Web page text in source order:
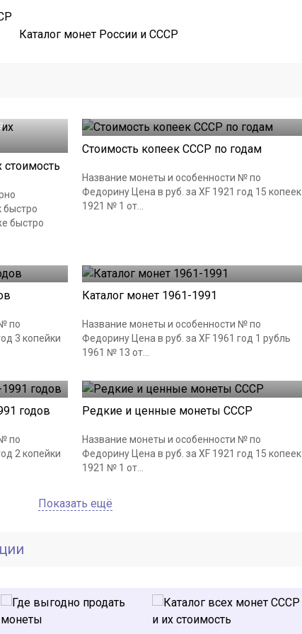
Каталог монет России и СССР
стоимость
быстро
Стоимость копеек СССР по годам
Название монеты и особенности № по
Федорину Цена в руб. за XF 1921 год 15 копеек
1921 № 1 от...
по
3 копейки
Каталог монет 1961-1991
Название монеты и особенности № по
Федорину Цена в руб. за XF 1961 год 1 рубль
1961 № 13 от...
годов
по
2 копейки
Редкие и ценные монеты СССР
Название монеты и особенности № по
Федорину Цена в руб. за XF 1921 год 15 копеек
1921 № 1 от...
Показать ещё